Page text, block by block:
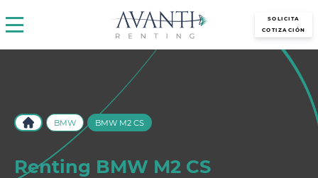
SOLICITA
COTIZACIÓN
BMW BMW M2 CS
Renting BMW M2 CS